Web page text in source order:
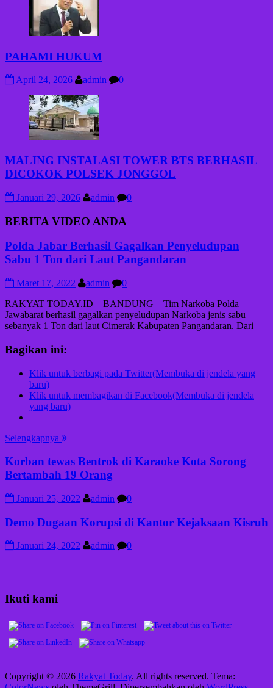
PAHAMI HUKUM
April 24, 2026 admin 0
MALING INSTALASI TOWER BTS BERHASIL
DICOKOK POLSEK JONGGOL
Januari 29, 2026 admin 0
BERITA VIDEO ANDA
Polda Jabar Berhasil Gagalkan Penyeludupan
Sabu 1 Ton dari Laut Pangandaran
Maret 17, 2022 admin
0
RAKYAT TODAY.ID _ BANDUNG – Tim Narkoba Polda
Jawabarat berhasil gagalkan penyeludupan Narkoba jenis sabu
sebanyak 1 Ton dari laut Cimerak Kabupaten Pangandaran. Dari
Bagikan ini:
Klik untuk berbagi pada Twitter(Membuka di jendela yang
baru)
Klik untuk membagikan di Facebook(Membuka di jendela
yang baru)
Selengkapnya
Korban tewas Bentrok di Karaoke Kota Sorong
Bertambah 19 Orang
Januari 25, 2022 admin 0
Demo Dugaan Korupsi di Kantor Kejaksaan Kisruh
Januari 24, 2022 admin 0
Ikuti kami
Copyright © 2026 Rakyat Today. All rights reserved. Tema: